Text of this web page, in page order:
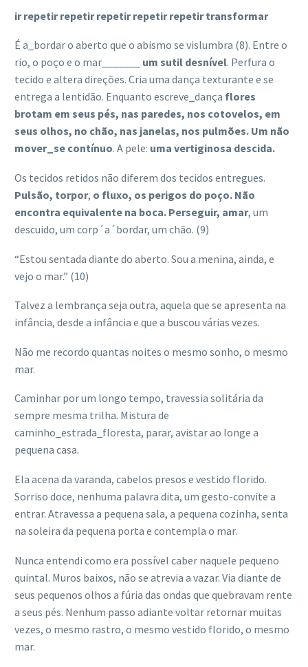
ir repetir repetir repetir repetir repetir transformar
É a_bordar o aberto que o abismo se vislumbra (8). Entre o
rio, o poço e o mar_______
um sutil desnível. Perfura o
tecido e altera direções. Cria uma dança texturante e se
entrega a lentidão. Enquanto escreve_dança flores
brotam em seus pés, nas paredes, nos cotovelos, em
seus olhos, no chão, nas janelas, nos pulmões. Um não
mover_se contínuo. A pele: uma vertiginosa descida.
Os tecidos retidos não diferem dos tecidos entregues.
Pulsão, torpor, o fluxo, os perigos do poço. Não
encontra equivalente na boca. Perseguir, amar, um
descuido, um corp´a´bordar, um chão. (9)
“Estou sentada diante do aberto. Sou a menina, ainda, e
vejo o mar.” (10)
Talvez a lembrança seja outra, aquela que se apresenta na
infância, desde a infância e que a buscou várias vezes.
Não me recordo quantas noites o mesmo sonho, o mesmo
mar.
Caminhar por um longo tempo, travessia solitária da
sempre mesma trilha. Mistura de
caminho_estrada_floresta, parar, avistar ao longe a
pequena casa.
Ela acena da varanda, cabelos presos e vestido florido.
Sorriso doce, nenhuma palavra dita, um gesto-convite a
entrar. Atravessa a pequena sala, a pequena cozinha, senta
na soleira da pequena porta e contempla o mar.
Nunca entendi como era possível caber naquele pequeno
quintal. Muros baixos, não se atrevia a vazar. Via diante de
seus pequenos olhos a fúria das ondas que quebravam rente
a seus pés. Nenhum passo adiante voltar retornar muitas
vezes, o mesmo rastro, o mesmo vestido florido, o mesmo
mar.